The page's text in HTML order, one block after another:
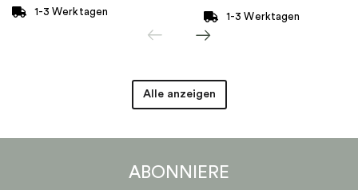
1-3 Werktagen 1-3 Werktagen
Alle anzeigen
ABONNIERE